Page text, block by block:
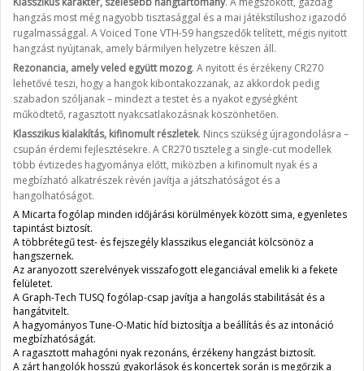
hangzás most még nagyobb tisztasággal és a mai játékstílushoz igazodó
rugalmassággal. A Voiced Tone VTH-59 hangszedők telített, mégis nyitott
hangzást nyújtanak, amely bármilyen helyzetre készen áll.
Rezonancia, amely veled együtt mozog. A nyitott és érzékeny CR270
lehetővé teszi, hogy a hangok kibontakozzanak, az akkordok pedig
szabadon szóljanak – mindezt a testet és a nyakot egységként
működtető, ragasztott nyakcsatlakozásnak köszönhetően.
Klasszikus kialakítás, kifinomult részletek. Nincs szükség újragondolásra –
csupán érdemi fejlesztésekre. A CR270 tiszteleg a single-cut modellek
több évtizedes hagyománya előtt, miközben a kifinomult nyak és a
megbízható alkatrészek révén javítja a játszhatóságot és a
hangolhatóságot.
A Micarta fogólap minden időjárási körülmények között sima, egyenletes
tapintást biztosít.
A többrétegű test- és fejszegély klasszikus eleganciát kölcsönöz a
hangszernek.
Az aranyozott szerelvények visszafogott eleganciával emelik ki a fekete
felületet.
A Graph-Tech TUSQ fogólap-csap javítja a hangolás stabilitását és a
hangátvitelt.
A hagyományos Tune-O-Matic híd biztosítja a beállítás és az intonáció
megbízhatóságát.
A ragasztott mahagóni nyak rezonáns, érzékeny hangzást biztosít.
A zárt hangolók hosszú gyakorlások és koncertek során is megőrzik a